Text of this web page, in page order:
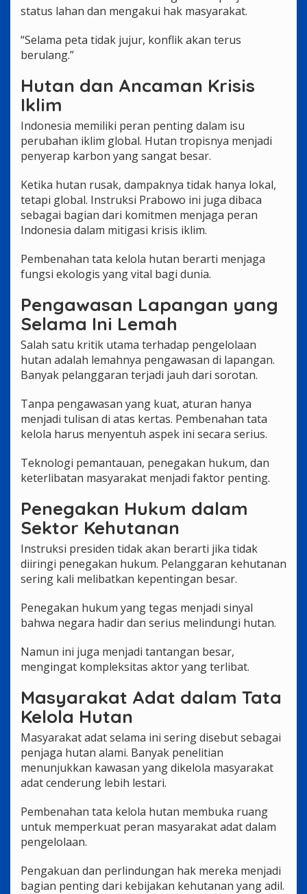
status lahan dan mengakui hak masyarakat.
“Selama peta tidak jujur, konflik akan terus
berulang.”
Hutan dan Ancaman Krisis
Iklim
Indonesia memiliki peran penting dalam isu
perubahan iklim global. Hutan tropisnya menjadi
penyerap karbon yang sangat besar.
Ketika hutan rusak, dampaknya tidak hanya lokal,
tetapi global. Instruksi Prabowo ini juga dibaca
sebagai bagian dari komitmen menjaga peran
Indonesia dalam mitigasi krisis iklim.
Pembenahan tata kelola hutan berarti menjaga
fungsi ekologis yang vital bagi dunia.
Pengawasan Lapangan yang
Selama Ini Lemah
Salah satu kritik utama terhadap pengelolaan
hutan adalah lemahnya pengawasan di lapangan.
Banyak pelanggaran terjadi jauh dari sorotan.
Tanpa pengawasan yang kuat, aturan hanya
menjadi tulisan di atas kertas. Pembenahan tata
kelola harus menyentuh aspek ini secara serius.
Teknologi pemantauan, penegakan hukum, dan
keterlibatan masyarakat menjadi faktor penting.
Penegakan Hukum dalam
Sektor Kehutanan
Instruksi presiden tidak akan berarti jika tidak
diiringi penegakan hukum. Pelanggaran kehutanan
sering kali melibatkan kepentingan besar.
Penegakan hukum yang tegas menjadi sinyal
bahwa negara hadir dan serius melindungi hutan.
Namun ini juga menjadi tantangan besar,
mengingat kompleksitas aktor yang terlibat.
Masyarakat Adat dalam Tata
Kelola Hutan
Masyarakat adat selama ini sering disebut sebagai
penjaga hutan alami. Banyak penelitian
menunjukkan kawasan yang dikelola masyarakat
adat cenderung lebih lestari.
Pembenahan tata kelola hutan membuka ruang
untuk memperkuat peran masyarakat adat dalam
pengelolaan.
Pengakuan dan perlindungan hak mereka menjadi
bagian penting dari kebijakan kehutanan yang adil.